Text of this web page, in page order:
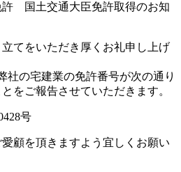
許 国土交通大臣免許取得のお知
てをいただき厚くお礼申し上げ
社の宅建業の免許番号が次の通り
をご報告させていただきます。
号
顧を頂きますよう宜しくお願い